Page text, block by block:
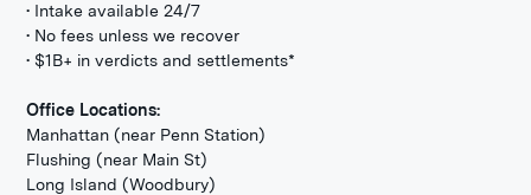
• Intake available 24/7
• No fees unless we recover
• $1B+ in verdicts and settlements*
Office Locations:
Manhattan (near Penn Station)
Flushing (near Main St)
Long Island (Woodbury)